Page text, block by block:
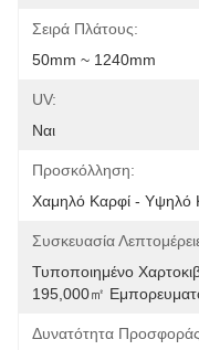
Σειρά Πλάτους:
50mm ~ 1240mm
UV:
Ναι
Προσκόλληση:
Χαμηλό Καρφί - Υψηλό
Συσκευασία
Τυποποιημένο
195,000㎡
Δυνατότητα